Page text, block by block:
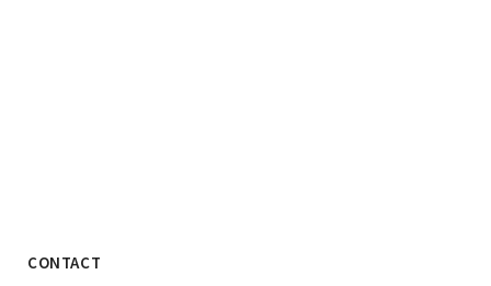
CONTACT